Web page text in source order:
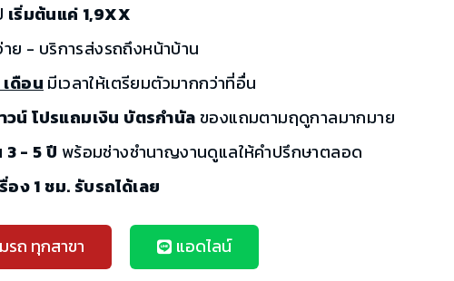
เริ่มต้นแค่ 1,9XX
ย - บริการส่งรถถึงหน้าบ้าน
ดือน มีเวลาให้เตรียมตัวมากกว่าที่อื่น
วน์ โปรแถมเงิน บัตรกำนัลของแถมตามฤดูกาลมากมาย
3 - 5 ปี พร้อมช่างชำนาญงานดูแลให้คำปรึกษาตลอด
ง 1 ชม. รับรถได้เลย
รถ ทุกสาขา แอดไลน์